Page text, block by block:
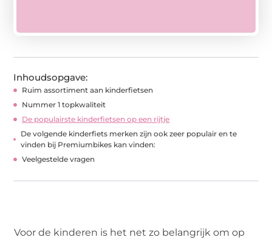
Inhoudsopgave:
Ruim assortiment aan kinderfietsen
Nummer 1 topkwaliteit
De populairste kinderfietsen op een rijtje
De volgende kinderfiets merken zijn ook zeer populair en te
vinden bij Premiumbikes kan vinden:
Veelgestelde vragen
Voor de kinderen is het net zo belangrijk om op